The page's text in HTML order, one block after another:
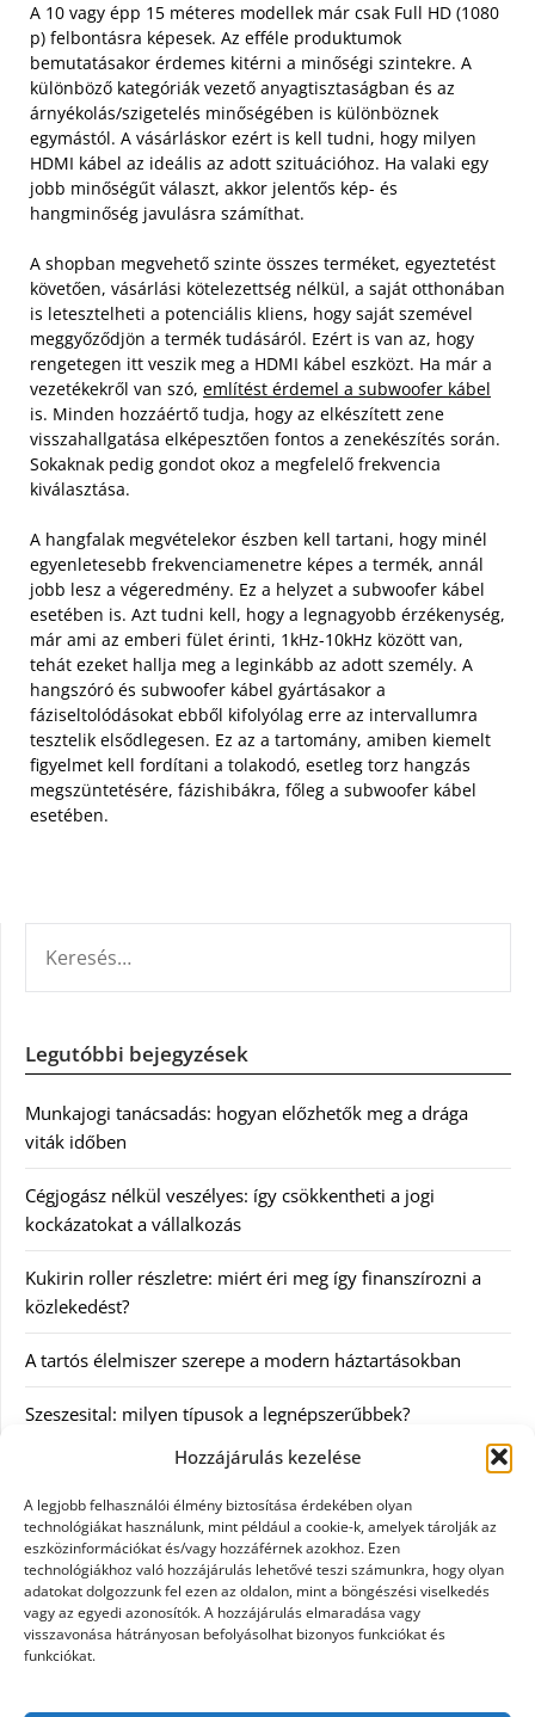
Hozzájárulás kezelése
A legjobb felhasználói élmény biztosítása érdekében olyan
technológiákat használunk, mint például a cookie-k, amelyek tárolják az
eszközinformációkat és/vagy hozzáférnek azokhoz. Ezen
technológiákhoz való hozzájárulás lehetővé teszi számunkra, hogy olyan
adatokat dolgozzunk fel ezen az oldalon, mint a böngészési viselkedés
vagy az egyedi azonosítók. A hozzájárulás elmaradása vagy
visszavonása hátrányosan befolyásolhat bizonyos funkciókat és
funkciókat.
A 10 vagy épp 15 méteres modellek már csak Full HD (1080
p) felbontásra képesek. Az efféle produktumok
bemutatásakor érdemes kitérni a minőségi szintekre. A
különböző kategóriák vezető anyagtisztaságban és az
árnyékolás/szigetelés minőségében is különböznek
egymástól. A vásárláskor ezért is kell tudni, hogy milyen
HDMI kábel az ideális az adott szituációhoz. Ha valaki egy
jobb minőségűt választ, akkor jelentős kép- és
hangminőség javulásra számíthat.
A shopban megvehető szinte összes terméket, egyeztetést
követően, vásárlási kötelezettség nélkül, a saját otthonában
is letesztelheti a potenciális kliens, hogy saját szemével
meggyőződjön a termék tudásáról. Ezért is van az, hogy
rengetegen itt veszik meg a HDMI kábel eszközt. Ha már a
vezetékekről van szó, említést érdemel a subwoofer kábel
is. Minden hozzáértő tudja, hogy az elkészített zene
visszahallgatása elképesztően fontos a zenekészítés során.
Sokaknak pedig gondot okoz a megfelelő frekvencia
kiválasztása.
A hangfalak megvételekor észben kell tartani, hogy minél
egyenletesebb frekvenciamenetre képes a termék, annál
jobb lesz a végeredmény. Ez a helyzet a subwoofer kábel
esetében is. Azt tudni kell, hogy a legnagyobb érzékenység,
már ami az emberi fület érinti, 1kHz-10kHz között van,
tehát ezeket hallja meg a leginkább az adott személy. A
hangszóró és subwoofer kábel gyártásakor a
fáziseltolódásokat ebből kifolyólag erre az intervallumra
tesztelik elsődlegesen. Ez az a tartomány, amiben kiemelt
figyelmet kell fordítani a tolakodó, esetleg torz hangzás
megszüntetésére, fázishibákra, főleg a subwoofer kábel
esetében.
Legutóbbi bejegyzések
Munkajogi tanácsadás: hogyan előzhetők meg a drága
viták időben
Cégjogász nélkül veszélyes: így csökkentheti a jogi
kockázatokat a vállalkozás
Kukirin roller részletre: miért éri meg így finanszírozni a
közlekedést?
A tartós élelmiszer szerepe a modern háztartásokban
Szeszesital: milyen típusok a legnépszerűbbek?
Egyéb
Irodalom
Szolgáltatás
Szórakozás